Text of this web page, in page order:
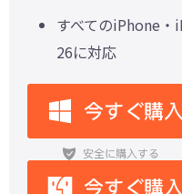
すべてのiPhone・
26に対応